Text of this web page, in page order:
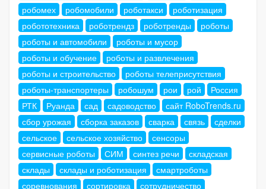
робомех
робомобили роботакси
роботизация
робототехника
роботрендз роботренды
роботы
роботы и автомобили
роботы и мусор
роботы и обучение
роботы и развлечения
роботы и строительство
роботы телеприсутствия
роботы-транспортеры
робошум рои рой
Россия
РТК
Руанда сад садоводство
сайт RoboTrends.ru
сбор урожая
сборка заказов сварка связь
сделки
сельское
сельское хозяйство
сенсоры
сервисные роботы
СИМ синтез речи
складская
склады
склады и роботизация
смартроботы
соревнования
сортировка
сотрудничество